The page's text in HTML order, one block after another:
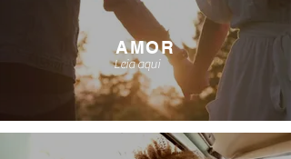
AMOR
Leia aqui